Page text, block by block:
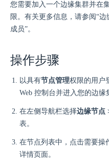
您需要加入一个边缘集群并在
限。有关更多信息，请参阅“
成员”。
操作步骤
以具有节点管理权限的用户
Web 控制台并进入您的边缘
在左侧导航栏选择边缘节点
表。
在节点列表中，点击需要操
详情页面。